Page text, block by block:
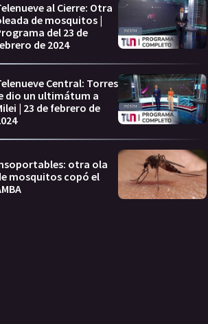
al Cierre: Otra
de mosquitos |
del 23 de
de 2024
Central: Torres
dio un ultimátum a
| 23 de febrero de
otra ola
mosquitos copó el